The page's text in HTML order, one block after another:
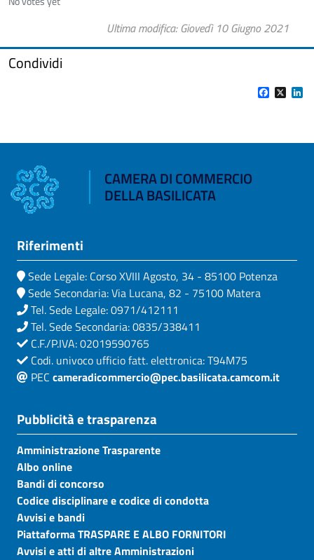
Ultima modifica Giovedì 10 Giugno 2021
Condividi
Facebook
X
CAMERA DI COMMERCIO
DELLA BASILICATA
Riferimenti
Sede Legale: Corso XVIII Agosto, 34 - 85100 Potenza
Sede Secondaria: Via Lucana, 82 - 75100 Matera
Tel. Sede Legale: 0971/412111
Tel. Sede Secondaria: 0835/338411
C.F./P.IVA: 02019590765
Codi. univoco ufficio fatt. elettronica: T94M75
PEC cameradicommercio@pec.basilicata.camcom.it
Pubblicità e trasparenza
Amministrazione Trasparente
Albo online
Bandi di concorso
Codice disciplinare e codice di condotta
Avvisi e bandi
Piattaforma TRASPARE E ALBO FORNITORI
Avvisi e atti di altre Amministrazioni